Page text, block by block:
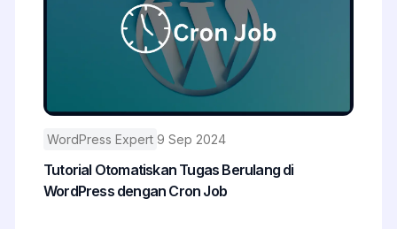
WordPress Expert 9 Sep 2024
Tutorial Otomatiskan Tugas Berulang di
WordPress dengan Cron Job